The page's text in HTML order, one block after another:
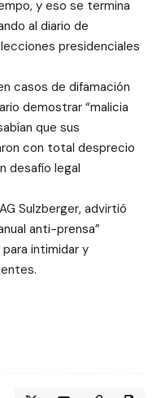
y eso se termina
al diario de
presidenciales
casos de difamación
demostrar “malicia
que sus
con total desprecio
desafío legal
Sulzberger, advirtió
anti-prensa”
intimidar y